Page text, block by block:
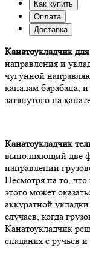
Как купить
Оплата
Доставка
Канатоукладчик
направления и
чугунной
каналам барабана,
затянутого на
Канатоукладчик
выполняющий две
направлении
Несмотря на то,
этого может
аккуратной
случаев, когда
Канатоукладчик
спадания с ручьев